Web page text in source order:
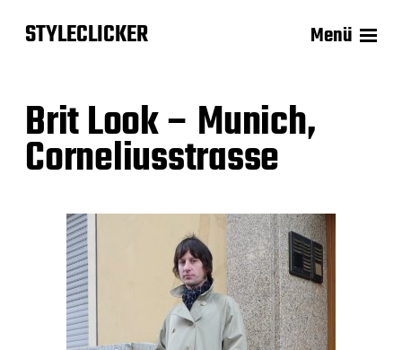
STYLECLICKER Menü
Brit Look – Munich,
Corneliusstrasse